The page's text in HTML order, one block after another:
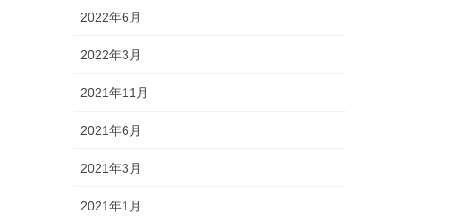
2022年6月
2022年3月
2021年11月
2021年6月
2021年3月
2021年1月